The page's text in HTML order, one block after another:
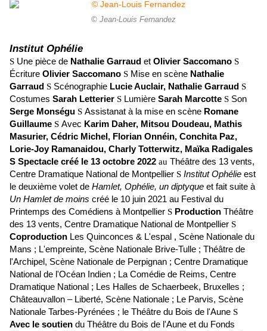
© Jean-Louis Fernandez
Institut Ophélie
S Une pièce de Nathalie Garraud et Olivier Saccomano S
Écriture Olivier Saccomano S Mise en scène Nathalie
Garraud S Scénographie Lucie Auclair, Nathalie Garraud S
Costumes Sarah Letterier S Lumière Sarah Marcotte S Son
Serge Monségu S Assistanat à la mise en scène Romane
Guillaume S Avec Karim Daher, Mitsou Doudeau, Mathis
Masurier, Cédric Michel, Florian Onnéin, Conchita Paz,
Lorie-Joy Ramanaidou, Charly Totterwitz, Maïka Radigales
S Spectacle créé le 13 octobre 2022 au Théâtre des 13 vents,
Centre Dramatique National de Montpellier S Institut Ophélie est
le deuxième volet de Hamlet, Ophélie, un diptyque et fait suite à
Un Hamlet de moins créé le 10 juin 2021 au Festival du
Printemps des Comédiens à Montpellier S Production Théâtre
des 13 vents, Centre Dramatique National de Montpellier S
Coproduction Les Quinconces & L'espal , Scène Nationale du
Mans ; L'empreinte, Scène Nationale Brive-Tulle ; Théâtre de
l'Archipel, Scène Nationale de Perpignan ; Centre Dramatique
National de l'Océan Indien ; La Comédie de Reims, Centre
Dramatique National ; Les Halles de Schaerbeek, Bruxelles ;
Châteauvallon – Liberté, Scène Nationale ; Le Parvis, Scène
Nationale Tarbes-Pyrénées ; le Théâtre du Bois de l'Aune S
Avec le soutien du Théâtre du Bois de l'Aune et du Fonds